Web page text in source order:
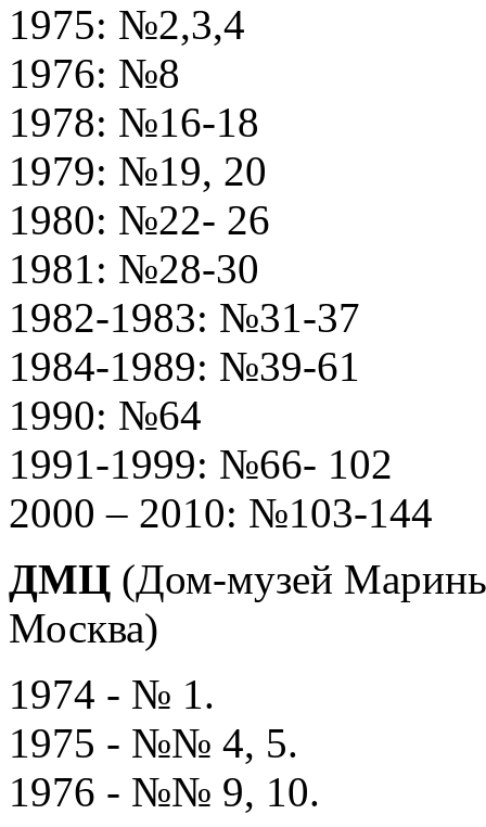
1975: №2,3,4
1976: №8
1978: №16-18
1979: №19, 20
1980: №22- 26
1981: №28-30
1982-1983: №31-37
1984-1989: №39-61
1990: №64
1991-1999: №66- 102
2000 – 2010: №103-144
ДМЦ (Дом-музей
Москва)
1974 - № 1.
1975 - №№ 4, 5.
1976 - №№ 9, 10.